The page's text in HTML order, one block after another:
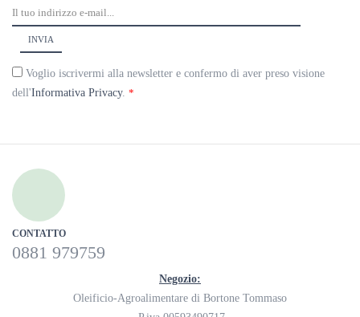
Voglio iscrivermi alla newsletter e confermo di aver preso visione
dell'Informativa Privacy. *
CONTATTO
0881 979759
Negozio:
Oleificio-Agroalimentare di Bortone Tommaso